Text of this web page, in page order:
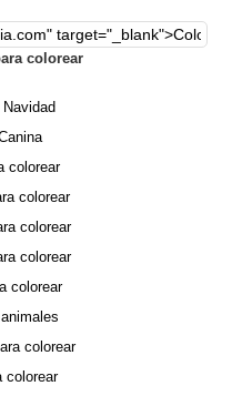
colorear
colorear
colorear
colorear
colorear
colorear
colorear
colorear